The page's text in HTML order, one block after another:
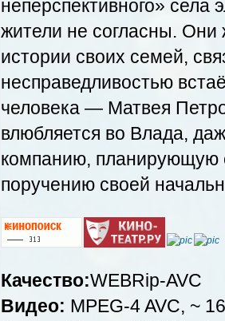
неперспективного» села
жители не согласны. Они
истории своих семей,
несправедливостью
человека — Матвея
влюбляется во Влада,
компанию, планирующую
поручению своей
Качество:WEBRip-AVC
Видео: MPEG-4 AVC, ~